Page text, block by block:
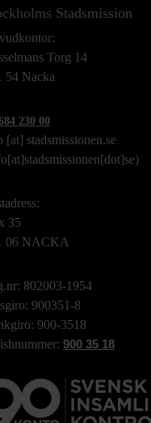
Stadsmission
Torg 14
54 Nacka
230 00
[at] stadsmissionen.se
35
06 NACKA
802003-1954
900351-8
900-3518
900 35 18